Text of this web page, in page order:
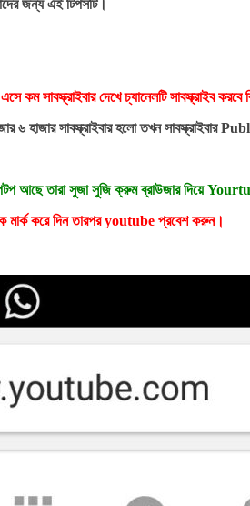
জন্য এই টিপসটি।
সাবস্ক্রাইবার দেখে চ্যানেলটি সাবস্ক্রাইব করবে
৬ হাজার সাবস্ক্রাইবার হলো তখন সাবস্ক্রাইবার
আছে তারা সুজা সুজি ক্রুম ব্রাউজার দিয়ে
মার্ক করে দিন তারপর youtube প্রবেশ করুন।